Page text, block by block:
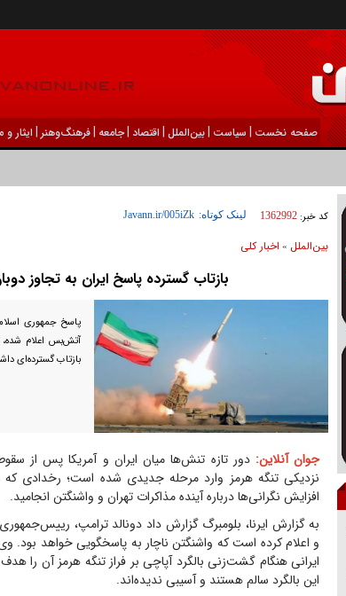
صفحه نخست | سیاست |بين‌الملل | اقتصاد |جامعه |فرهنگ‌و‌هنر | ایثار
کد خبر: 1362992 لینک کوتاه:
بين‌الملل » اخبار كلی
بازتاب گسترده پاسخ ایران به تجاوز
پاسخ جمهوری
آتش‌بس اعلام شده،
بازتاب گسترده‌ای
جوان آنلاین: دور تازه تنش‌ها میان ایران و آمریکا پس از
نزدیکی تنگه هرمز وارد مرحله جدیدی شده است؛ رخدادی
افزایش نگرانی‌ها درباره آینده مذاکرات تهران و واشنگتن انجامید.
به گزارش ایرنا، بلومبرگ گزارش داد دونالد ترامپ،
و اعلام کرده است که واشنگتن ناچار به پاسخگویی خواهد
ایرانی هنگام گشت‌زنی بالگرد آپاچی بر فراز تنگه هرمز آن را
این بالگرد سالم هستند و آسیبی ندیده‌اند.